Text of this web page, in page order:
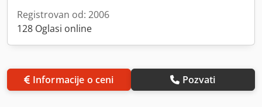
Registrovan od: 2006
128 Oglasi online
Informacije o ceni Pozvati